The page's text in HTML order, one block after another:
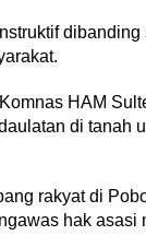
HAM
di tanah
rakyat di
hak asasi